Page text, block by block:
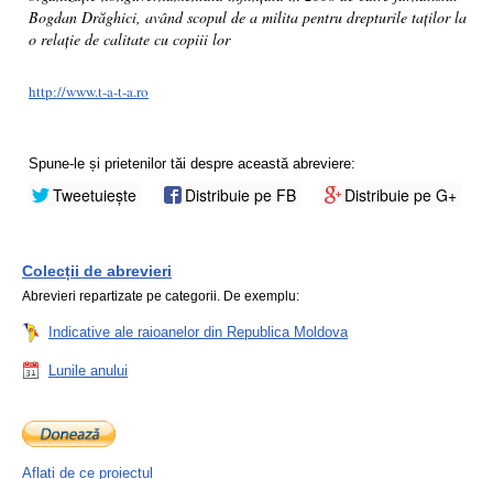
Bogdan Drăghici, având scopul de a milita pentru drepturile taților la
o relație de calitate cu copiii lor
http://www.t-a-t-a.ro
Spune-le și prietenilor tăi despre această abreviere:
Tweetuiește Distribuie pe FB Distribuie pe G+
Colecții de abrevieri
Abrevieri repartizate pe categorii. De exemplu:
Indicative ale raioanelor din Republica Moldova
Lunile anului
Aflați de ce proiectul